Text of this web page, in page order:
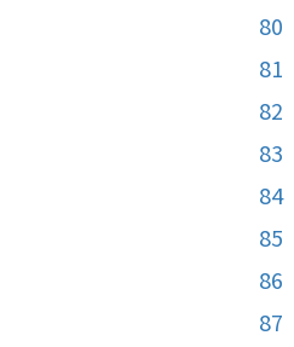
80
81
82
83
84
85
86
87